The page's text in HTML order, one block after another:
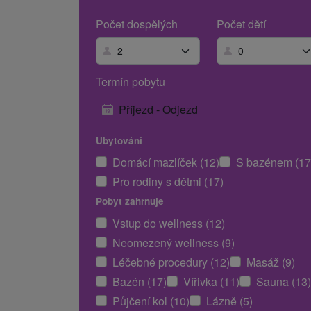
Počet dospělých
Počet dětí
Termín pobytu
Příjezd - Odjezd
Ubytování
Domácí mazlíček (12)
S bazénem
Pro rodiny s dětmi (17)
Pobyt zahrnuje
Vstup do wellness (12)
Neomezený wellness (9)
Léčebné procedury (12)
Masáž (9)
Bazén (17)
Vířivka (11)
Sauna (13)
Půjčení kol (10)
Lázně (5)